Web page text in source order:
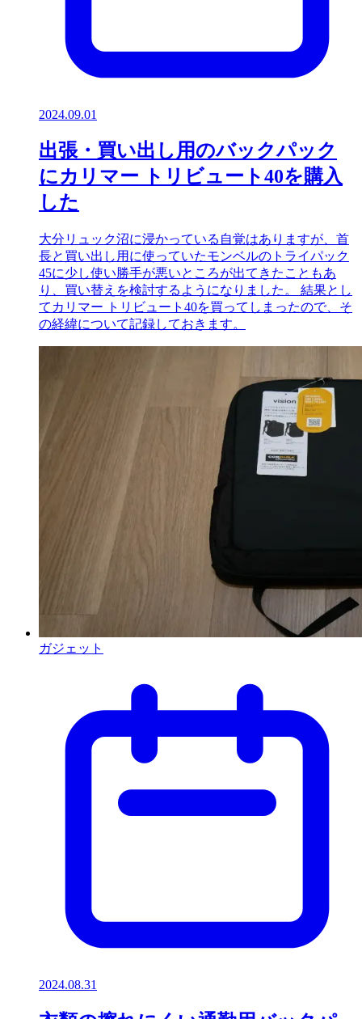
2024.09.01
出張・買い出し用のバックパック
にカリマー トリビュート40を購入
した
大分リュック沼に浸かっている自覚はありますが、首
長と買い出し用に使っていたモンベルのトライパック
45に少し使い勝手が悪いところが出てきたこともあ
り、買い替えを検討するようになりました。 結果とし
てカリマー トリビュート40を買ってしまったので、そ
の経緯について記録しておきます。
ガジェット
2024.08.31